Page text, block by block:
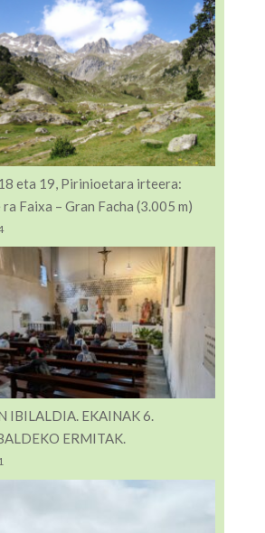
eta 19, Pirinioetara irteera:
ra Faixa – Gran Facha (3.005 m)
IBILALDIA. EKAINAK 6.
ERMITAK.